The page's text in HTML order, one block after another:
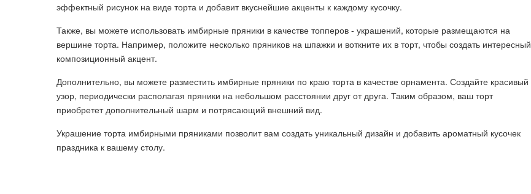
эффектный рисунок на виде торта и добавит вкуснейшие акценты к каждому кусочку.
Также, вы можете использовать имбирные пряники в качестве топперов - украшений, которые размещаются на
вершине торта. Например, положите несколько пряников на шпажки и воткните их в торт, чтобы создать интересный
композиционный акцент.
Дополнительно, вы можете разместить имбирные пряники по краю торта в качестве орнамента. Создайте красивый
узор, периодически располагая пряники на небольшом расстоянии друг от друга. Таким образом, ваш торт
приобретет дополнительный шарм и потрясающий внешний вид.
Украшение торта имбирными пряниками позволит вам создать уникальный дизайн и добавить ароматный кусочек
праздника к вашему столу.